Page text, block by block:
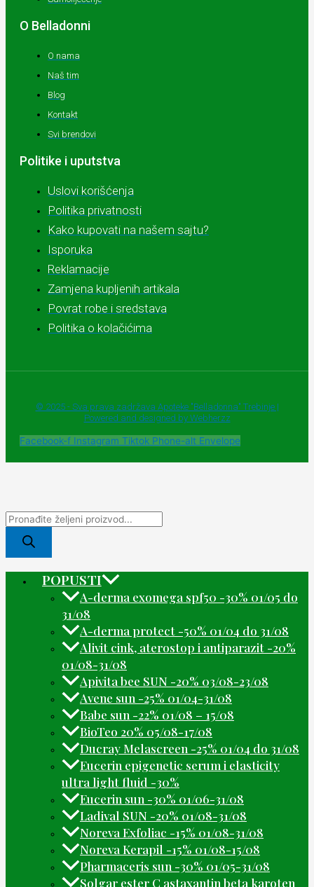
O Belladonni
O nama
Naš tim
Blog
Kontakt
Svi brendovi
Politike i uputstva
Uslovi korišćenja
Politika privatnosti
Kako kupovati na našem sajtu?
Isporuka
Reklamacije
Zamjena kupljenih artikala
Povrat robe i sredstava
Politika o kolačićima
© 2025 - Sva prava zadržava Apoteke "Belladonna" Trebinje |
Powered and designed by Webherzz
Facebook-f Instagram Tiktok Phone-alt Envelope
POPUSTI
A-derma exomega spf50 -30% 01/05 do
31/08
A-derma protect -50% 01/04 do 31/08
Alivit cink, aterostop i antiparazit -20%
01/08-31/08
Apivita bee SUN -20% 03/08-23/08
Avene sun -25% 01/04-31/08
Babe sun -22% 01/08 – 15/08
BioTeo 20% 05/08-17/08
Ducray Melascreen -25% 01/04 do 31/08
Eucerin epigenetic serum i elasticity
ultra light fluid -30%
Eucerin sun -30% 01/06-31/08
Ladival SUN -20% 01/08-31/08
Noreva Exfoliac -15% 01/08-31/08
Noreva Kerapil -15% 01/08-15/08
Pharmaceris sun -30% 01/05-31/08
Solgar ester C astaxantin beta karoten